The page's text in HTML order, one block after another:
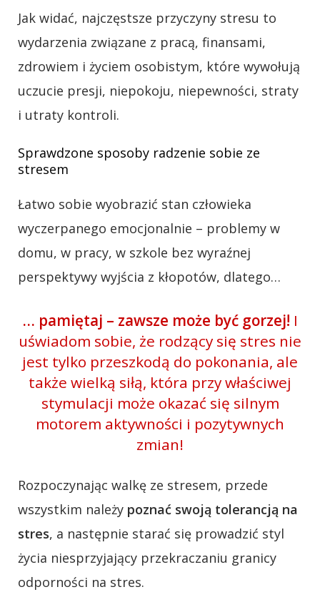
Jak widać, najczęstsze przyczyny stresu to
wydarzenia związane z pracą, finansami,
zdrowiem i życiem osobistym, które wywołują
uczucie presji, niepokoju, niepewności, straty
i utraty kontroli.
Sprawdzone sposoby radzenie sobie ze
stresem
Łatwo sobie wyobrazić stan człowieka
wyczerpanego emocjonalnie – problemy w
domu, w pracy, w szkole bez wyraźnej
perspektywy wyjścia z kłopotów, dlatego…
… pamiętaj – zawsze może być gorzej! I
uświadom sobie, że rodzący się stres nie
jest tylko przeszkodą do pokonania, ale
także wielką siłą, która przy właściwej
stymulacji może okazać się silnym
motorem aktywności i pozytywnych
zmian!
Rozpoczynając walkę ze stresem, przede
wszystkim należy poznać swoją tolerancją na
stres, a następnie starać się prowadzić styl
życia niesprzyjający przekraczaniu granicy
odporności na stres.